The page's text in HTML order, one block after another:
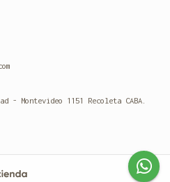
- Montevideo 1151 Recoleta CABA.